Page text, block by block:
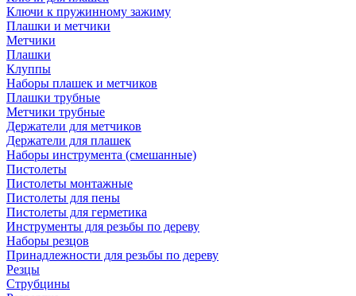
Ключи к пружинному зажиму
Плашки и метчики
Метчики
Плашки
Клуппы
Наборы плашек и метчиков
Плашки трубные
Метчики трубные
Держатели для метчиков
Держатели для плашек
Наборы инструмента (смешанные)
Пистолеты
Пистолеты монтажные
Пистолеты для пены
Пистолеты для герметика
Инструменты для резьбы по дереву
Наборы резцов
Принадлежности для резьбы по дереву
Резцы
Струбцины